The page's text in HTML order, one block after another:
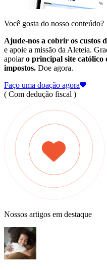
Você gosta do nosso conteúdo?
Ajude-nos a cobrir os custos
e apoie a missão da Aleteia.
apoiaro principal site católico
impostos. Doe agora.
Faço uma doação agora
( Com dedução fiscal )
Nossos artigos em destaque